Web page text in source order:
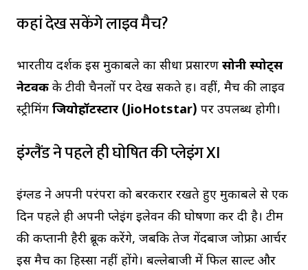
कहां देख सकेंगे लाइव मैच?
भारतीय दर्शक इस मुकाबले का सीधा प्रसारण सोनी स्पोर्ट्स
नेटवर्क के टीवी चैनलों पर देख सकते हैं। वहीं, मैच की लाइव
स्ट्रीमिंग जियोहॉटस्टार (JioHotstar) पर उपलब्ध होगी।
इंग्लैंड ने पहले ही घोषित की प्लेइंग XI
इंग्लैंड ने अपनी परंपरा को बरकरार रखते हुए मुकाबले से एक
दिन पहले ही अपनी प्लेइंग इलेवन की घोषणा कर दी है। टीम
की कप्तानी हैरी ब्रूक करेंगे, जबकि तेज गेंदबाज जोफ्रा आर्चर
इस मैच का हिस्सा नहीं होंगे। बल्लेबाजी में फिल साल्ट और